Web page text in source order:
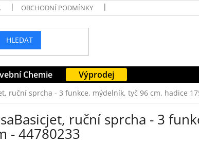
OBCHODNÍ PODMÍNKY
HLEDAT
Chemie Výprodej
ruční sprcha - 3 funkce, mýdelník, tyč 96 cm, hadice
ruční sprcha - 3
- 44780233